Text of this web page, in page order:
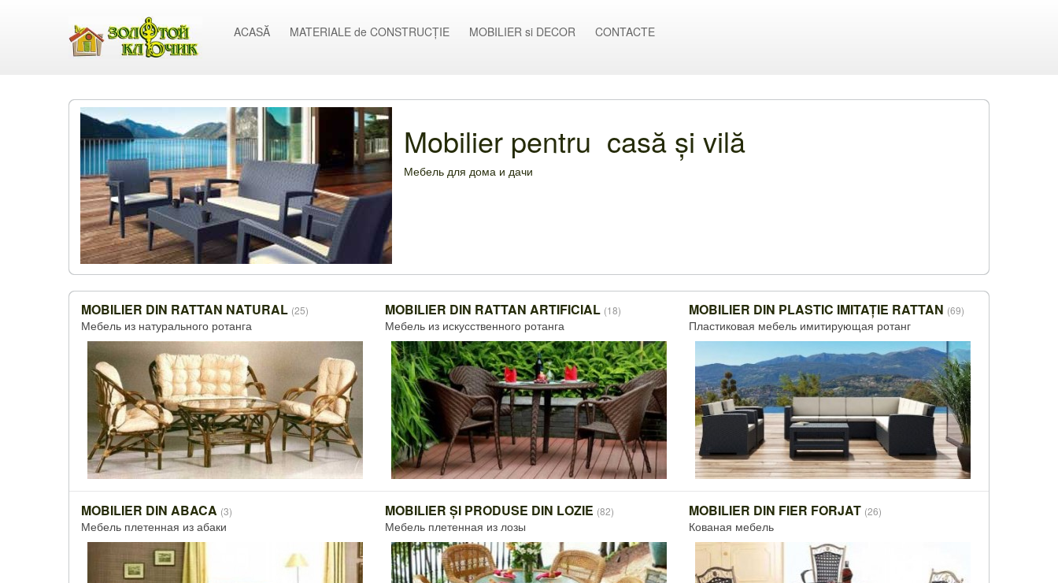
ACASĂ MATERIALE de CONSTRUCȚIE MOBILIER si DECOR CONTACTE
Mobilier pentru casă și vilă
Мебель для дома и дачи
MOBILIER DIN RATTAN NATURAL (25)
Мебель из натурального ротанга
MOBILIER DIN RATTAN ARTIFICIAL (18)
Мебель из искусственного ротанга
MOBILIER DIN PLASTIC IMITAȚIE RATTAN (69)
Пластиковая мебель имитирующая ротанг
MOBILIER DIN ABACA (3)
Мебель плетенная из абаки
MOBILIER ȘI PRODUSE DIN LOZIE (82)
Мебель плетенная из лозы
MOBILIER DIN FIER FORJAT (26)
Кованая мебель